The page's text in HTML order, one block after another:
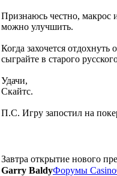
Признаюсь честно, макрос
можно улучшить.
Когда захочется
сыграйте в старого
Удачи,
Скайтс.
П.С. Игру запостил на
Завтра открытие нового
Garry BaldyФорумы